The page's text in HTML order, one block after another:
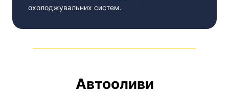
охолоджувальних систем.
Автооливи